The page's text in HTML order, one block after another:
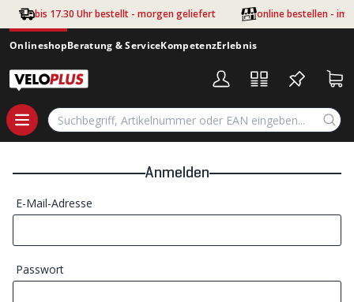
Zum Hauptinhalt springen
bis 17.30 Uhr bestellt - morgen geliefert online bestellen - im
OnlineshopBeratung & ServiceKompetenzErlebnis
Anmelden
E-Mail-Adresse
Passwort